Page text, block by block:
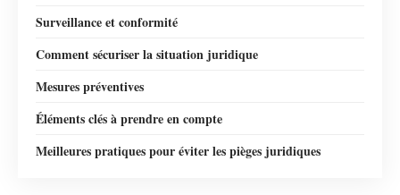
Surveillance et conformité
Comment sécuriser la situation juridique
Mesures préventives
Éléments clés à prendre en compte
Meilleures pratiques pour éviter les pièges juridiques